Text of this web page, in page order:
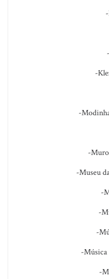
-
-
-
-Museu
-
-
-
-Música
-